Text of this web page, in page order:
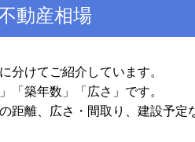
動産相場
分けてご紹介しています。
「築年数」「広さ」です。
距離、広さ・間取り、建設予定